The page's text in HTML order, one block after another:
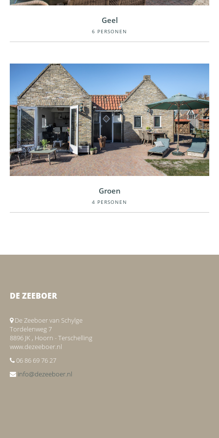
BEKIJKEN
Geel
6 PERSONEN
BEKIJKEN
Groen
4 PERSONEN
DE ZEEBOER
De Zeeboer van Schylge
Tordelenweg 7
8896 JK , Hoorn - Terschelling
www.dezeeboer.nl
06 86 69 76 27
info@dezeeboer.nl